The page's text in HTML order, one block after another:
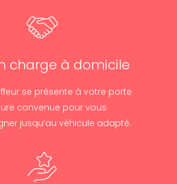
charge à domicile
se présente à votre porte
convenue pour vous
jusqu’au véhicule adapté.